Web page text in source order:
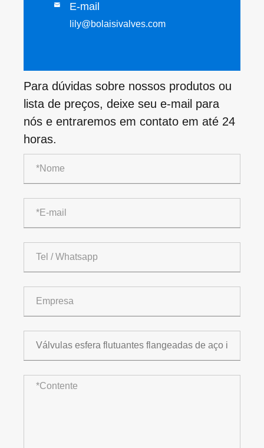
 E-mail
lily@bolaisivalves.com
Para dúvidas sobre nossos produtos ou
lista de preços, deixe seu e-mail para
nós e entraremos em contato em até 24
horas.